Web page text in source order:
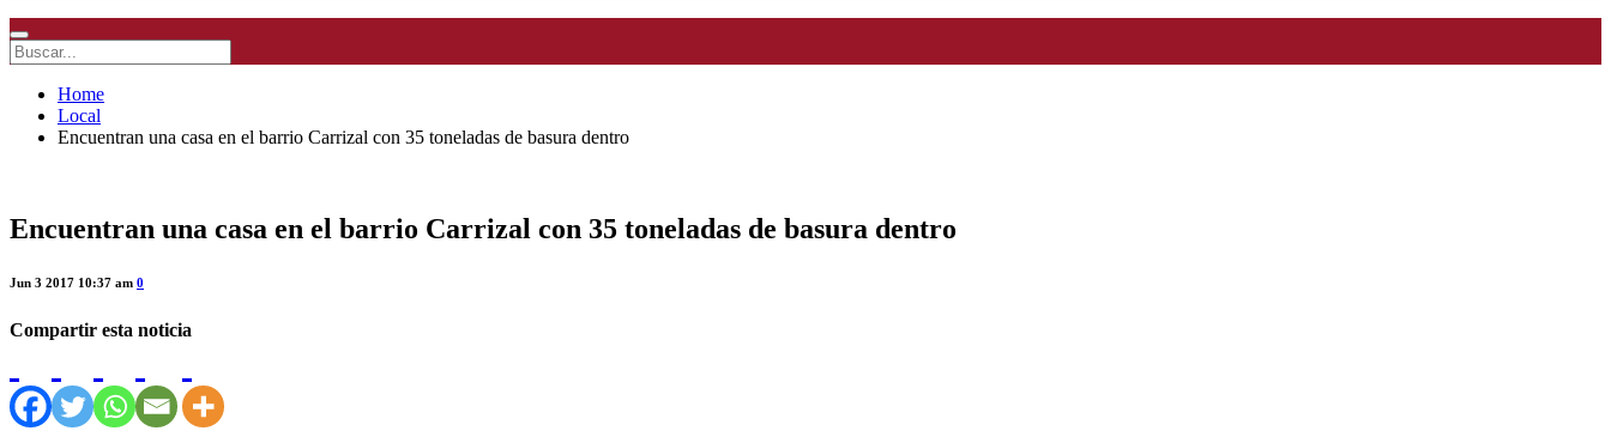
Home
Local
Encuentran una casa en el barrio Carrizal con 35 toneladas de basura dentro
Encuentran una casa en el barrio Carrizal con 35 toneladas de basura dentro
Jun 3 2017 10:37 am 0
Compartir esta noticia